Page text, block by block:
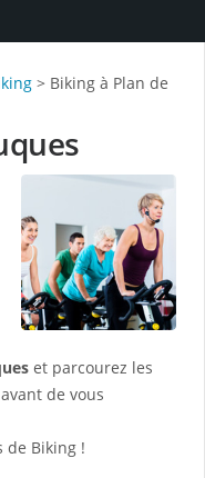
> Biking à Plan de
et parcourez les
de vous
de Biking !